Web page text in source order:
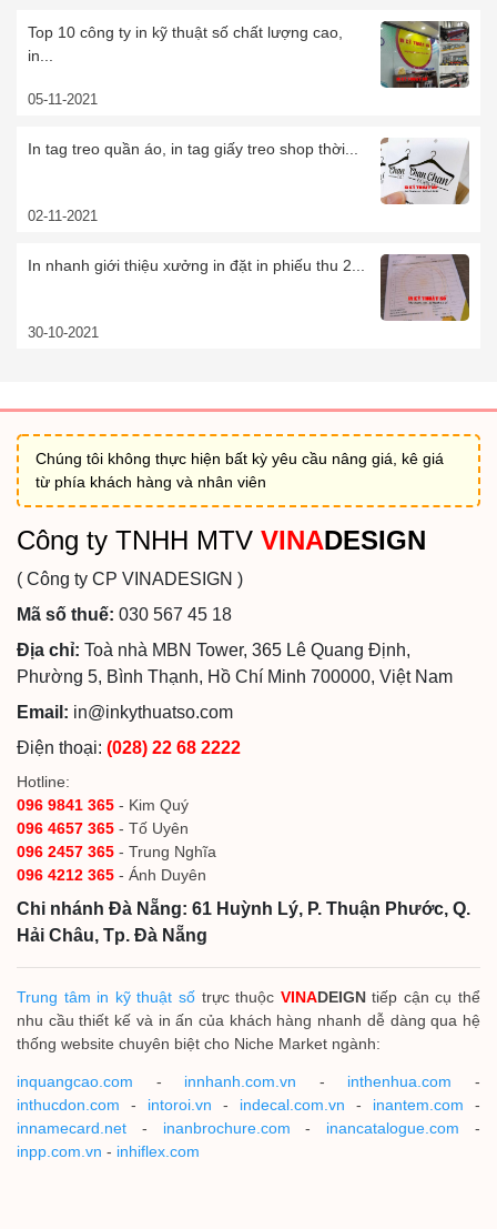
Top 10 công ty in kỹ thuật số chất lượng cao,
in...
05-11-2021
In tag treo quần áo, in tag giấy treo shop thời...
02-11-2021
In nhanh giới thiệu xưởng in đặt in phiếu thu 2...
30-10-2021
Chúng tôi không thực hiện bất kỳ yêu cầu nâng giá, kê giá
từ phía khách hàng và nhân viên
Công ty TNHH MTV VINADESIGN
( Công ty CP VINADESIGN )
Mã số thuế: 030 567 45 18
Địa chỉ: Toà nhà MBN Tower, 365 Lê Quang Định,
Phường 5, Bình Thạnh, Hồ Chí Minh 700000, Việt Nam
Email: in@inkythuatso.com
Điện thoại: (028) 22 68 2222
Hotline:
096 9841 365 - Kim Quý
096 4657 365 - Tố Uyên
096 2457 365 - Trung Nghĩa
096 4212 365 - Ánh Duyên
Chi nhánh Đà Nẵng: 61 Huỳnh Lý, P. Thuận Phước, Q.
Hải Châu, Tp. Đà Nẵng
Trung tâm in kỹ thuật sốtrực thuộc VINADEIGNtiếp cận cụ thể
nhu cầu thiết kế và in ấn của khách hàng nhanh dễ dàng qua hệ
thống website chuyên biệt cho Niche Market ngành:
inquangcao.com - innhanh.com.vn - inthenhua.com -
inthucdon.com - intoroi.vn - indecal.com.vn - inantem.com -
innamecard.net - inanbrochure.com - inancatalogue.com -
inpp.com.vn - inhiflex.com